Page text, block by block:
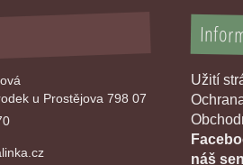
u Prostějova 798 07
Užití
náš